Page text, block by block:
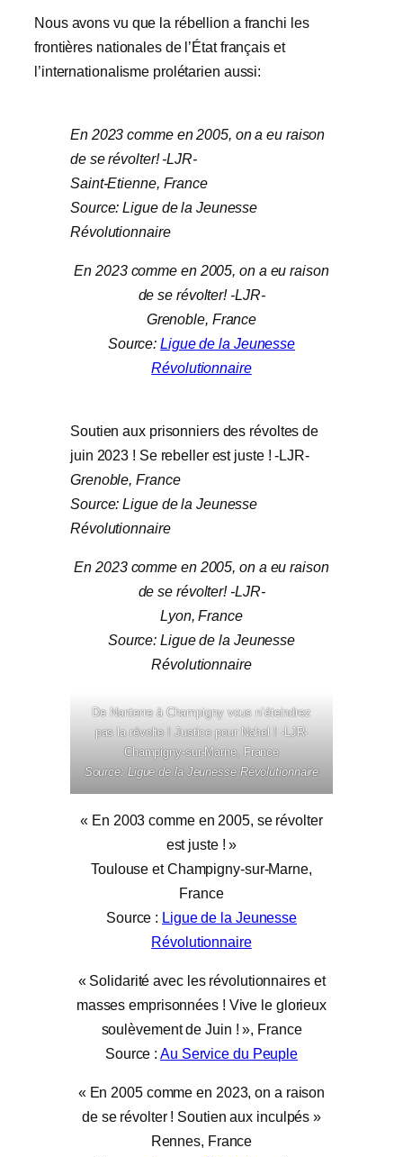
Nous avons vu que la rébellion a franchi les
frontières nationales de l’État français et
l’internationalisme prolétarien aussi:
En 2023 comme en 2005, on a eu raison
de se révolter! -LJR-
Saint-Etienne, France
Source: Ligue de la Jeunesse
Révolutionnaire
En 2023 comme en 2005, on a eu raison
de se révolter! -LJR-
Grenoble, France
Source:Ligue de la Jeunesse
Révolutionnaire
Soutien aux prisonniers des révoltes de
juin 2023 ! Se rebeller est juste ! -LJR-
Grenoble, France
Source: Ligue de la Jeunesse
Révolutionnaire
En 2023 comme en 2005, on a eu raison
de se révolter! -LJR-
Lyon, France
Source: Ligue de la Jeunesse
Révolutionnaire
De Nanterre à Champigny vous n’éteindrez
pas la révolte ! Justice pour Nahel ! -LJR-
Champigny-sur-Marne, France
Source: Ligue de la Jeunesse Révolutionnaire
« En 2003 comme en 2005, se révolter
est juste ! »
Toulouse et Champigny-sur-Marne,
France
Source : Ligue de la Jeunesse
Révolutionnaire
« Solidarité avec les révolutionnaires et
masses emprisonnées ! Vive le glorieux
soulèvement de Juin ! », France
Source :Au Service du Peuple
« En 2005 comme en 2023, on a raison
de se révolter ! Soutien aux inculpés »
Rennes, France